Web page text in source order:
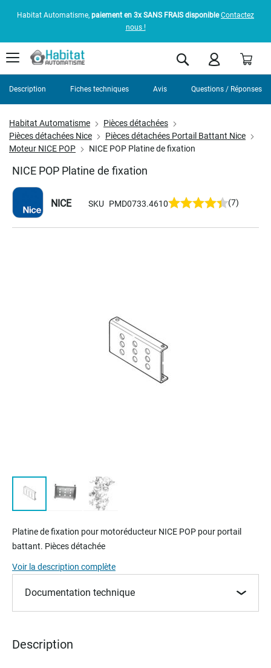
Habitat Automatisme, paiement en 3x SANS FRAIS disponible Contactez
nous !
Rechercher
Habitat Automatisme
Pièces détachées
Pièces détachées Nice
Pièces détachées Portail Battant Nice
Moteur NICE POP
NICE POP Platine de fixation
NICE POP Platine de fixation
NICE SKU PMD0733.4610 (7)
to
the
of
the
images
Platine de fixation pour motoréducteur NICE POP pour portail
battant. Pièces détachée
Voir la description complète
Documentation technique
Description Fiches techniques Avis Questions / Réponses
Description